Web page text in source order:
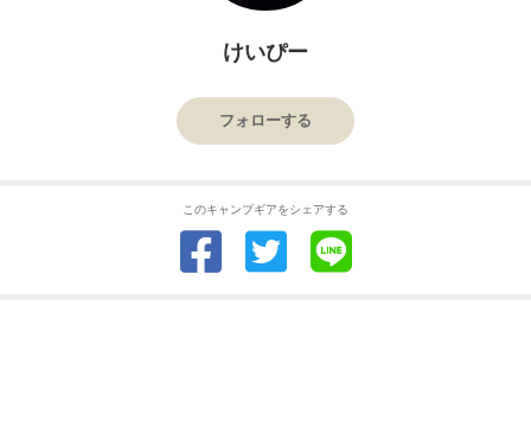
けいぴー
フォローする
このキャンプギアをシェアする